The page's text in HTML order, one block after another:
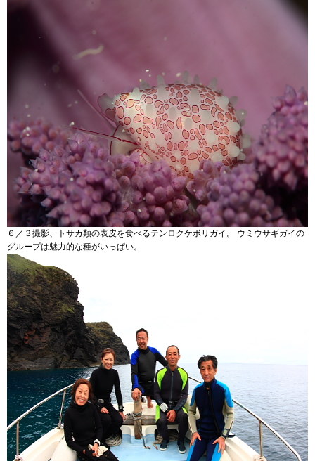
６／３撮影、トサカ類の表皮を食べるテンロクケボリガイ。 ウミウサギガイの
グループは魅力的な種がいっぱい。